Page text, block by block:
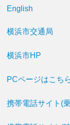
English
横浜市交通局
横浜市HP
PCページはこち
携帯電話サイト(